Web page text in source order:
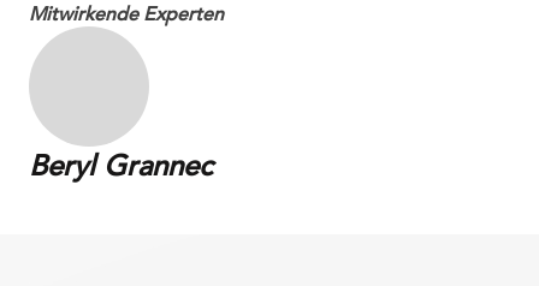
Mitwirkende Experten
Beryl Grannec